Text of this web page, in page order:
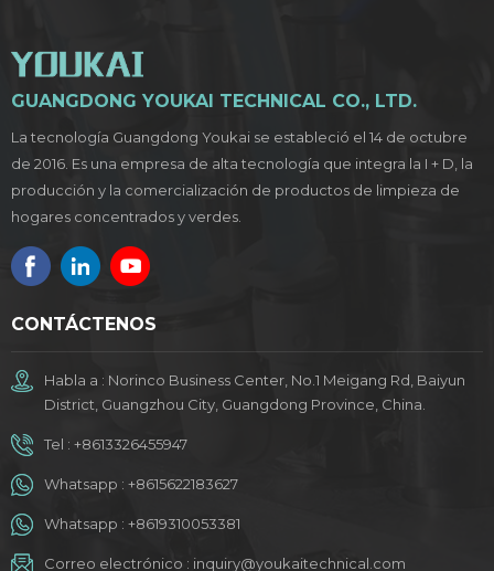
GUANGDONG YOUKAI TECHNICAL CO., LTD.
La tecnología Guangdong Youkai se estableció el 14 de octubre
de 2016. Es una empresa de alta tecnología que integra la I + D, la
producción y la comercialización de productos de limpieza de
hogares concentrados y verdes.
CONTÁCTENOS
Habla a : Norinco Business Center, No.1 Meigang Rd, Baiyun
District, Guangzhou City, Guangdong Province, China.
Tel : +8613326455947
Whatsapp : +8615622183627
Whatsapp : +8619310053381
Correo electrónico : inquiry@youkaitechnical.com